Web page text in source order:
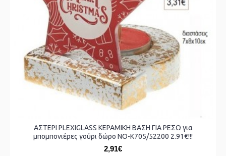
ΑΣΤΕΡΙ PLEXIGLASS ΚΕΡΑΜΙΚΗ ΒΑΣΗ ΓΙΑ ΡΕΣΩ για
μπομπονιέρες γούρι δώρο ΝΟ-Κ705/52200 2.91€!!!
2,91€